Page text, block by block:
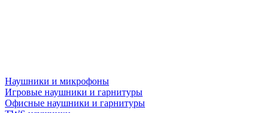
Наушники и микрофоны
Игровые наушники и гарнитуры
Офисные наушники и гарнитуры